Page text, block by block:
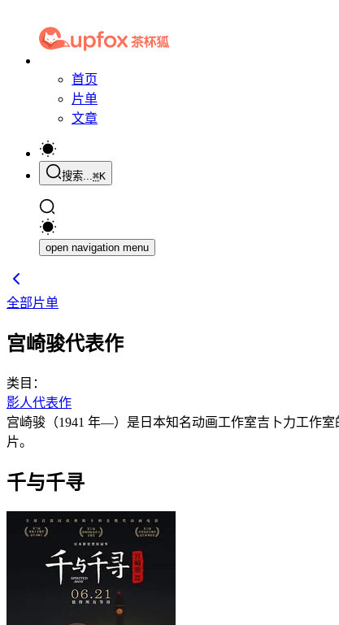
首页
片单
文章
搜索...⌘K
open navigation menu
全部片单
宫崎骏代表作
类目：
影人代表作
宫崎骏（1941 年—）是日本知名动画工作室吉卜力工作
片。
千与千寻